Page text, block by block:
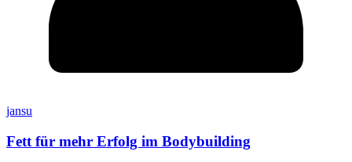
jansu
Fett für mehr Erfolg im Bodybuilding